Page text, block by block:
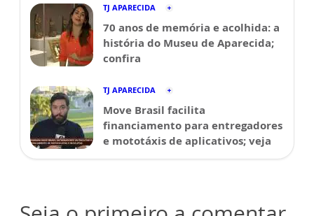
TJ APARECIDA
70 anos de memória e acolhida: a
história do Museu de Aparecida;
confira
TJ APARECIDA
Move Brasil facilita
financiamento para entregadores
e mototáxis de aplicativos; veja